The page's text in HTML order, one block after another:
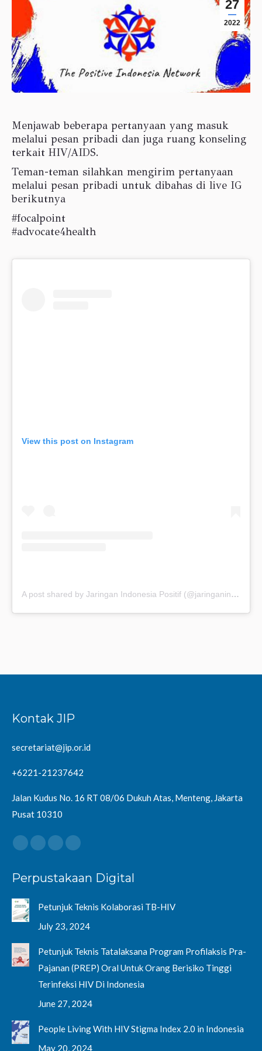
27
2022
Menjawab beberapa pertanyaan yang masuk
melalui pesan pribadi dan juga ruang konseling
terkait HIV/AIDS.
Teman-teman silahkan mengirim pertanyaan
melalui pesan pribadi untuk dibahas di live IG
berikutnya
#focalpoint
#advocate4health
View this post on Instagram
A post shared by Jaringan Indonesia Positif (@jaringanindonesiapositif)
Kontak JIP
secretariat@jip.or.id
+6221-21237642
Jalan Kudus No. 16 RT 08/06 Dukuh Atas, Menteng, Jakarta
Pusat 10310
Find us on:
Facebook
opens
new
window
Twitter
opens
new
window
YouTube
opens
new
window
Instagram
opens
new
window
Perpustakaan Digital
Petunjuk Teknis Kolaborasi TB-HIV
July 23, 2024
Petunjuk Teknis Tatalaksana Program Profilaksis Pra-
Pajanan (PREP) Oral Untuk Orang Berisiko Tinggi
Terinfeksi HIV Di Indonesia
June 27, 2024
People Living With HIV Stigma Index 2.0 in Indonesia
May 20, 2024